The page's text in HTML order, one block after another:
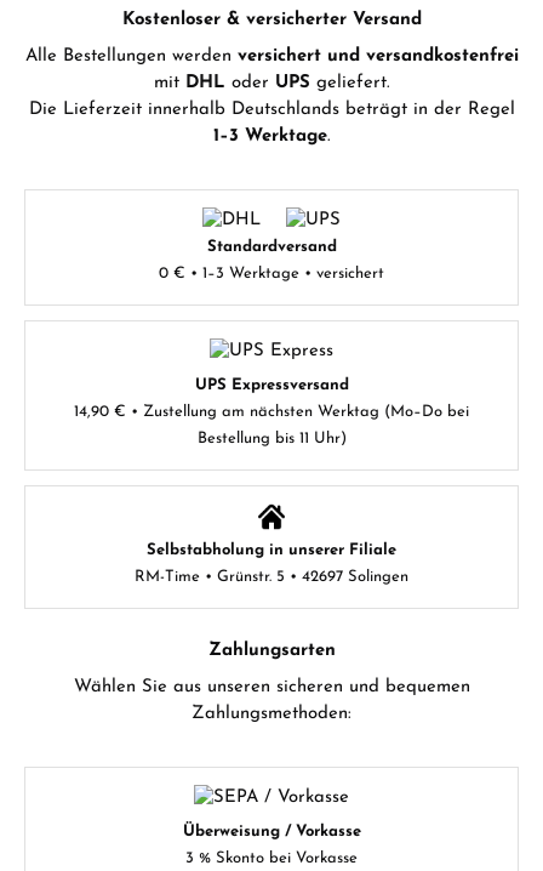
Kostenloser & versicherter Versand
Alle Bestellungen werden versichert und versandkostenfrei
mit DHL oder UPS geliefert.
Die Lieferzeit innerhalb Deutschlands beträgt in der Regel
1–3 Werktage.
Standardversand
0 € • 1–3 Werktage • versichert
UPS Expressversand
14,90 € • Zustellung am nächsten Werktag (Mo–Do bei
Bestellung bis 11 Uhr)
Selbstabholung in unserer Filiale
RM-Time • Grünstr. 5 • 42697 Solingen
Zahlungsarten
Wählen Sie aus unseren sicheren und bequemen
Zahlungsmethoden:
Überweisung / Vorkasse
3 % Skonto bei Vorkasse